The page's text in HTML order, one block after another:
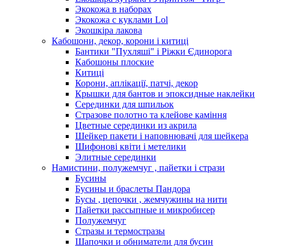
Экокожа в наборах
Экокожа с куклами Lol
Экошкiра лакова
Кабошони, декор, корони і китиці
Бантики "Пухляші" і Ріжки Єдинорога
Кабошоны плоские
Китиці
Корони, аплікації, патчі, декор
Крышки для бантов и эпоксидные наклейки
Серединки для шпильок
Стразове полотно та клейове каміння
Цветные серединки из акрила
Шейкер пакети і наповнювачі для шейкера
Шифонові квіти і метелики
Элитные серединки
Намистини, полужемчуг , пайетки і стрази
Бусины
Бусины и браслеты Пандора
Бусы , цепочки , жемчужины на нити
Пайетки рассыпные и микробисер
Полужемчуг
Стразы и термостразы
Шапочки и обниматели для бусин